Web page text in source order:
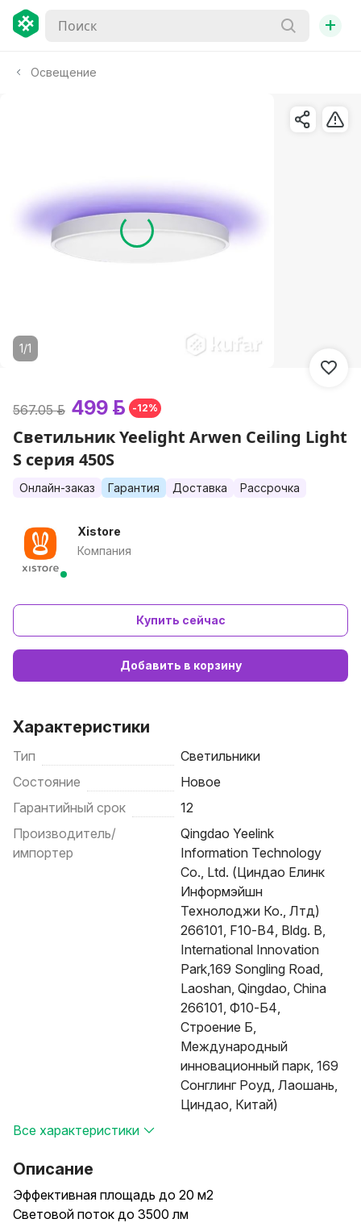
+
Освещение
1/1
567.05 р. 499 р. -12%
Светильник Yeelight Arwen Ceiling Light
S серия 450S
Онлайн-заказ Гарантия Доставка Рассрочка
Xistore
Компания
Купить сейчас
Добавить в корзину
Характеристики
Тип
Светильники
Состояние
Новое
Гарантийный срок
12
Производитель/
импортер
Qingdao Yeelink
Information Technology
Co., Ltd. (Циндао Елинк
Информэйшн
Технолоджи Ко., Лтд)
266101, F10-B4, Bldg. B,
International Innovation
Park,169 Songling Road,
Laoshan, Qingdao, China
266101, Ф10-Б4,
Строение Б,
Международный
инновационный парк, 169
Сонглинг Роуд, Лаошань,
Циндао, Китай)
Все характеристики
Описание
Эффективная площадь до 20 м2
Cветовой поток до 3500 лм